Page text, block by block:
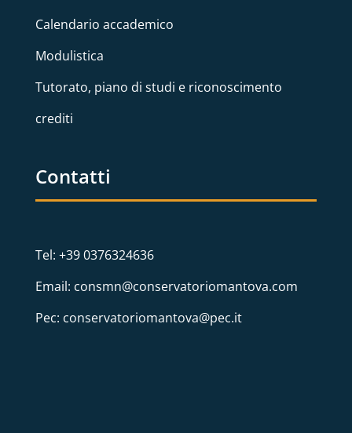
Calendario accademico
Modulistica
Tutorato, piano di studi e riconoscimento
crediti
Contatti
Tel: +39 0376324636
Email: consmn@conservatoriomantova.com
Pec: conservatoriomantova@pec.it